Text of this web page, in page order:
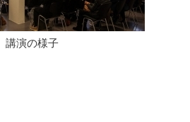
講演の様子